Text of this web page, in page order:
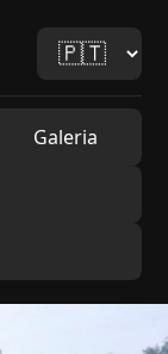
Galeria